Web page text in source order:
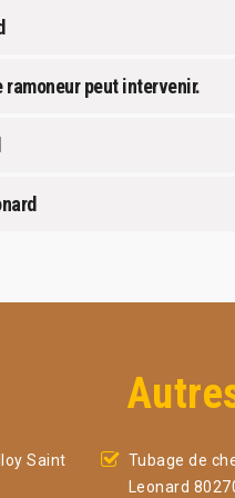
ramoneur peut intervenir.
Saint
Tubage de
Leonard